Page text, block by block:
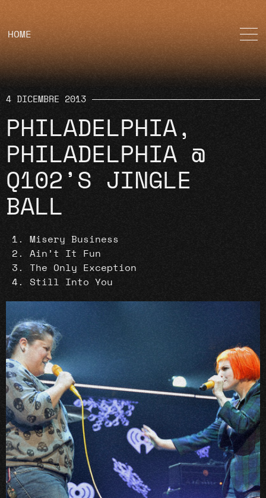
HOME
4 DICEMBRE 2013
PHILADELPHIA,
PHILADELPHIA @
Q102’S JINGLE
BALL
Misery Business
Ain’t It Fun
The Only Exception
Still Into You